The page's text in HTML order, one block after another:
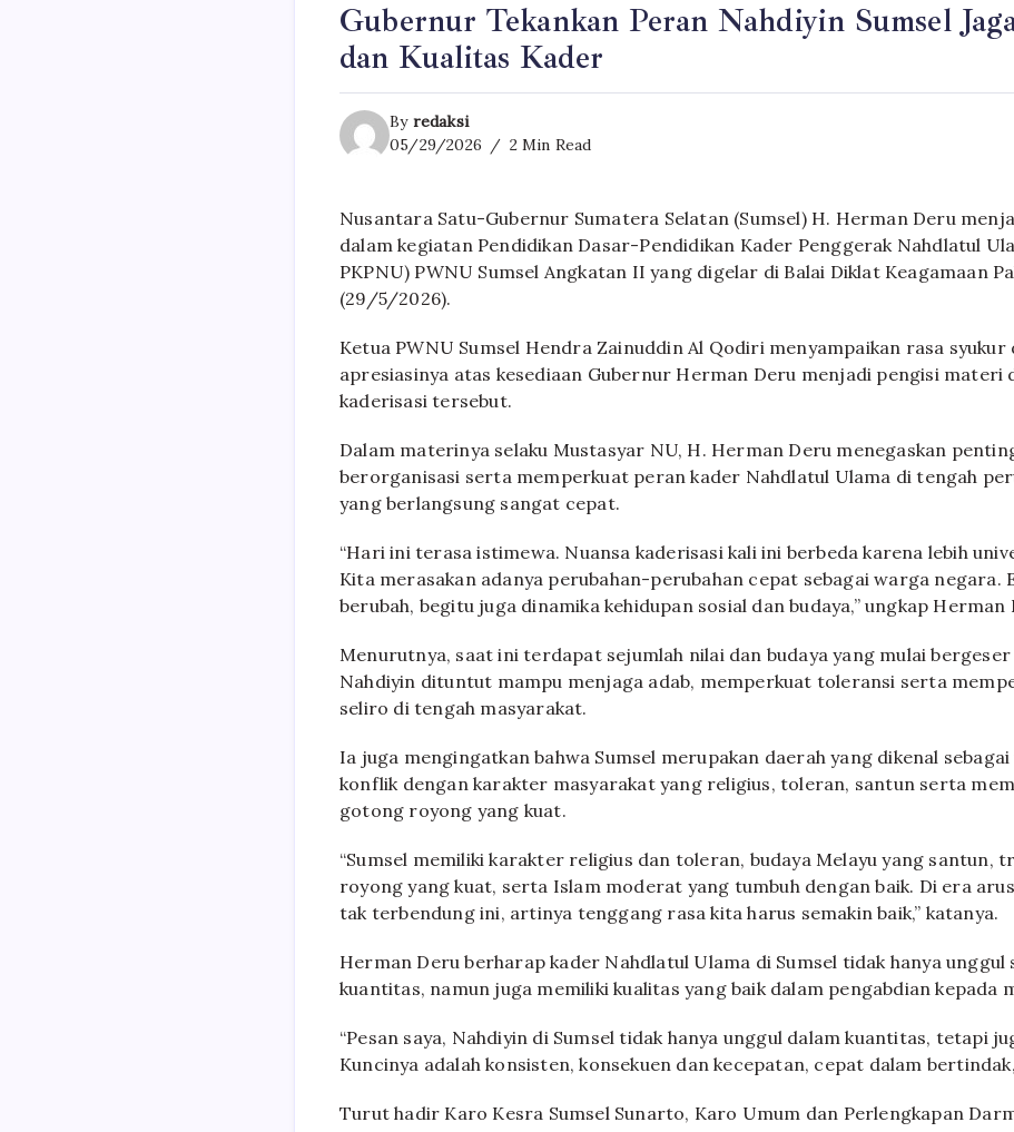
Gubernur Tekankan Peran Nahdiyin Sumsel
dan Kualitas Kader
By redaksi
05/29/2026
2 Min Read
Nusantara Satu-Gubernur Sumatera Selatan (Sumsel) H. Herman Deru
dalam kegiatan Pendidikan Dasar-Pendidikan Kader Penggerak Nahdlatul
PKPNU) PWNU Sumsel Angkatan II yang digelar di Balai Diklat Keagamaan
(29/5/2026).
Ketua PWNU Sumsel Hendra Zainuddin Al Qodiri menyampaikan rasa syukur
apresiasinya atas kesediaan Gubernur Herman Deru menjadi pengisi materi
kaderisasi tersebut.
Dalam materinya selaku Mustasyar NU, H. Herman Deru menegaskan
berorganisasi serta memperkuat peran kader Nahdlatul Ulama di tengah
yang berlangsung sangat cepat.
“Hari ini terasa istimewa. Nuansa kaderisasi kali ini berbeda karena lebih
Kita merasakan adanya perubahan-perubahan cepat sebagai warga negara.
berubah, begitu juga dinamika kehidupan sosial dan budaya,” ungkap Herman
Menurutnya, saat ini terdapat sejumlah nilai dan budaya yang mulai
Nahdiyin dituntut mampu menjaga adab, memperkuat toleransi serta
seliro di tengah masyarakat.
Ia juga mengingatkan bahwa Sumsel merupakan daerah yang dikenal
konflik dengan karakter masyarakat yang religius, toleran, santun serta
gotong royong yang kuat.
“Sumsel memiliki karakter religius dan toleran, budaya Melayu yang santun,
royong yang kuat, serta Islam moderat yang tumbuh dengan baik. Di era
tak terbendung ini, artinya tenggang rasa kita harus semakin baik,” katanya.
Herman Deru berharap kader Nahdlatul Ulama di Sumsel tidak hanya unggul
kuantitas, namun juga memiliki kualitas yang baik dalam pengabdian kepada
“Pesan saya, Nahdiyin di Sumsel tidak hanya unggul dalam kuantitas, tetapi
Kuncinya adalah konsisten, konsekuen dan kecepatan, cepat dalam
Turut hadir Karo Kesra Sumsel Sunarto, Karo Umum dan Perlengkapan